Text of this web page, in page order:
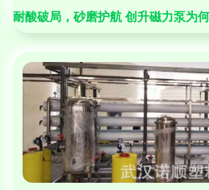
耐酸破局，砂磨护航 创升磁力泵为